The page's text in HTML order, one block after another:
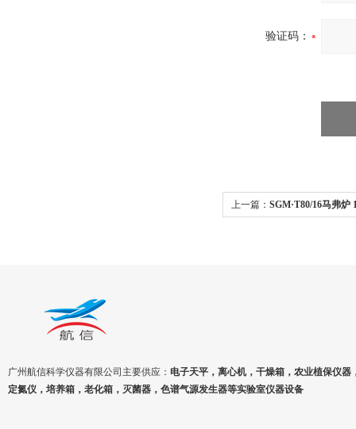
验证码：
上一篇： SGM·T80/16马弗
广州航信科学仪器有限公司主要供应： 电子天平，离心机，干燥箱，农业植保仪器
定氮仪，培养箱，老化箱，灭菌器，色谱气源发生器等实验室仪器设备